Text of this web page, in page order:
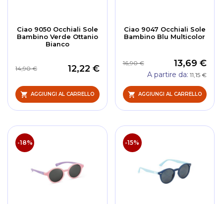
Ciao 9050 Occhiali Sole
Bambino Verde Ottanio
Bianco
12,22 €
14,90 €
AGGIUNGI AL CARRELLO
Ciao 9047 Occhiali Sole
Bambino Blu Multicolor
13,69 €
16,90 €
A partire da 11,15 €
AGGIUNGI AL CARRELLO
-18% -15%